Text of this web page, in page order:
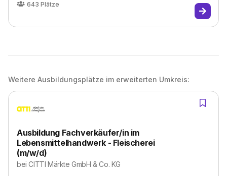
643 Plätze
Weitere Ausbildungsplätze im erweiterten Umkreis:
Ausbildung Fachverkäufer/in im
Lebensmittelhandwerk - Fleischerei
(m/w/d)
beiCITTI Märkte GmbH & Co. KG